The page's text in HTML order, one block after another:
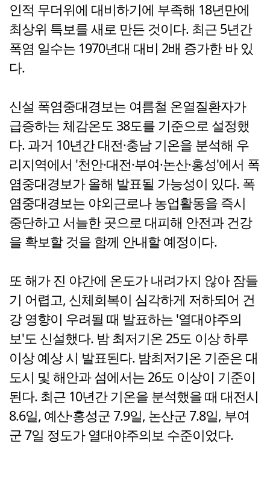
인적 무더위에 대비하기에 부족해 18년만에
최상위 특보를 새로 만든 것이다. 최근 5년간
폭염 일수는 1970년대 대비 2배 증가한 바 있
다.
신설 폭염중대경보는 여름철 온열질환자가
급증하는 체감온도 38도를 기준으로 설정했
다. 과거 10년간 대전·충남 기온을 분석해 우
리지역에서 '천안·대전·부여·논산·홍성'에서 폭
염중대경보가 올해 발표될 가능성이 있다. 폭
염중대경보는 야외근로나 농업활동을 즉시
중단하고 서늘한 곳으로 대피해 안전과 건강
을 확보할 것을 함께 안내할 예정이다.
또 해가 진 야간에 온도가 내려가지 않아 잠들
기 어렵고, 신체회복이 심각하게 저하되어 건
강 영향이 우려될 때 발표하는 '열대야주의
보'도 신설했다. 밤 최저기온 25도 이상 하루
이상 예상 시 발표된다. 밤최저기온 기준은 대
도시 및 해안과 섬에서는 26도 이상이 기준이
된다. 최근 10년간 기온을 분석했을 때 대전시
8.6일, 예산·홍성군 7.9일, 논산군 7.8일, 부여
군 7일 정도가 열대야주의보 수준이었다.